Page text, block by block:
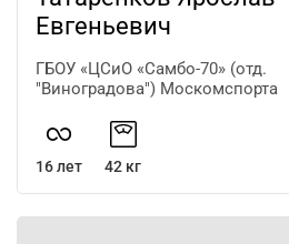
Евгеньевич
ГБОУ «ЦСиО «Самбо-70» (отд.
"Виноградова") Москомспорта
16 лет 42 кг